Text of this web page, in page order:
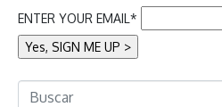
ENTER YOUR EMAIL*